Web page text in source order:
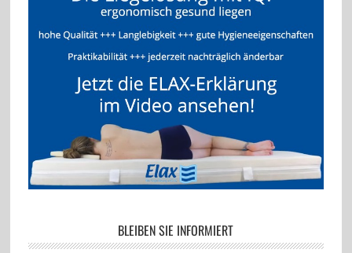
BLEIBEN SIE INFORMIERT